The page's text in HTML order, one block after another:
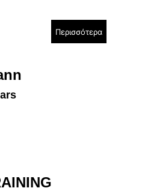
Περισσότερα